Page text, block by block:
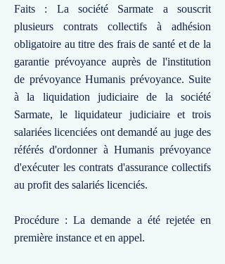
Faits : La société Sarmate a souscrit
plusieurs contrats collectifs à adhésion
obligatoire au titre des frais de santé et de la
garantie prévoyance auprès de l'institution
de prévoyance Humanis prévoyance. Suite
à la liquidation judiciaire de la société
Sarmate, le liquidateur judiciaire et trois
salariées licenciées ont demandé au juge des
référés d'ordonner à Humanis prévoyance
d'exécuter les contrats d'assurance collectifs
au profit des salariés licenciés.
Procédure : La demande a été rejetée en
première instance et en appel.